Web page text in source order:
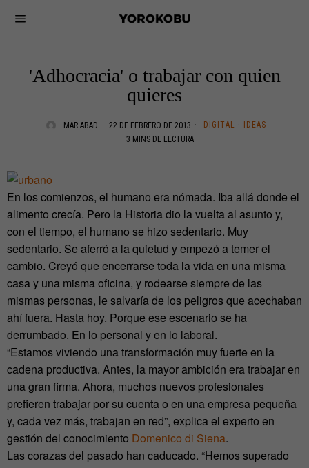
'Adhocracia' o trabajar con quien
quieres
MAR ABAD 22 DE FEBRERO DE 2013 DIGITAL ·
IDEAS
3 MINS DE LECTURA
En los comienzos, el humano era nómada. Iba allá donde el
alimento crecía. Pero la Historia dio la vuelta al asunto y,
con el tiempo, el humano se hizo sedentario. Muy
sedentario. Se aferró a la quietud y empezó a temer el
cambio. Creyó que encerrarse toda la vida en una misma
casa y una misma oficina, y rodearse siempre de las
mismas personas, le salvaría de los peligros que acechaban
ahí fuera. Hasta hoy. Porque ese escenario se ha
derrumbado. En lo personal y en lo laboral.
“Estamos viviendo una transformación muy fuerte en la
cadena productiva. Antes, la mayor ambición era trabajar en
una gran firma. Ahora, muchos nuevos profesionales
prefieren trabajar por su cuenta o en una empresa pequeña
y, cada vez más, trabajan en red”, explica el experto en
gestión del conocimiento Domenico di Siena.
Las corazas del pasado han caducado. “Hemos superado